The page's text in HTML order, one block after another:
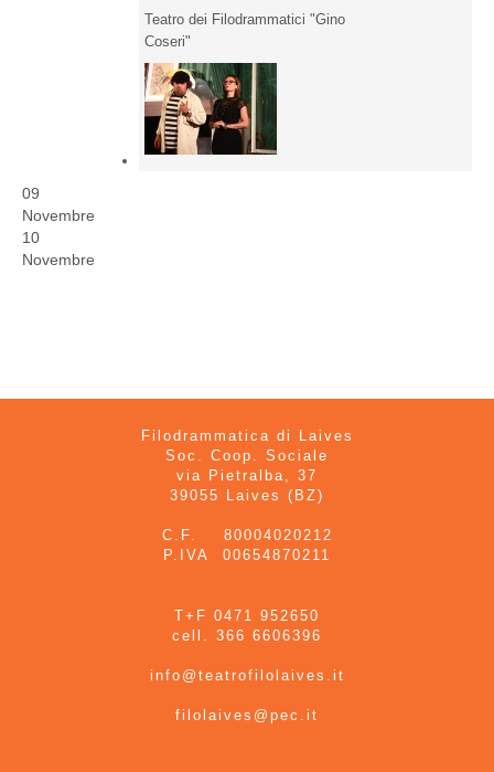
Teatro dei Filodrammatici "Gino
Coseri"
09
Novembre
10
Novembre
Filodrammatica di Laives
Soc. Coop. Sociale
via Pietralba, 37
39055 Laives (BZ)
C.F. 80004020212
P.IVA 00654870211
T+F 0471 952650
cell. 366 6606396
info@teatrofilolaives.it
filolaives@pec.it